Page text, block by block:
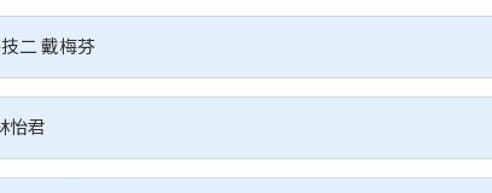
二 戴梅芬
怡君